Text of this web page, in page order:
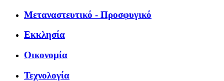
Μεταναστευτικό - Προσφυγικό
Εκκλησία
Οικονομία
Τεχνολογία